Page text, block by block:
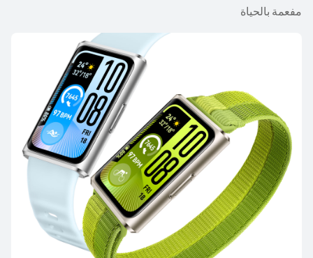
مفعمة بالحياة
HUAWEI WATCH GT 5
تعرّف على المزيد